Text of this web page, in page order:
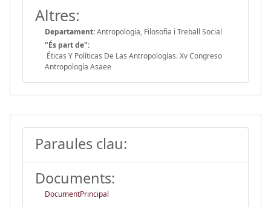
Altres:
Departament:Antropologia, Filosofia i Treball Social
"És part de":
Éticas Y Políticas De Las Antropologías. Xv Congreso
Antropología Asaee
Paraules clau:
Documents:
DocumentPrincipal